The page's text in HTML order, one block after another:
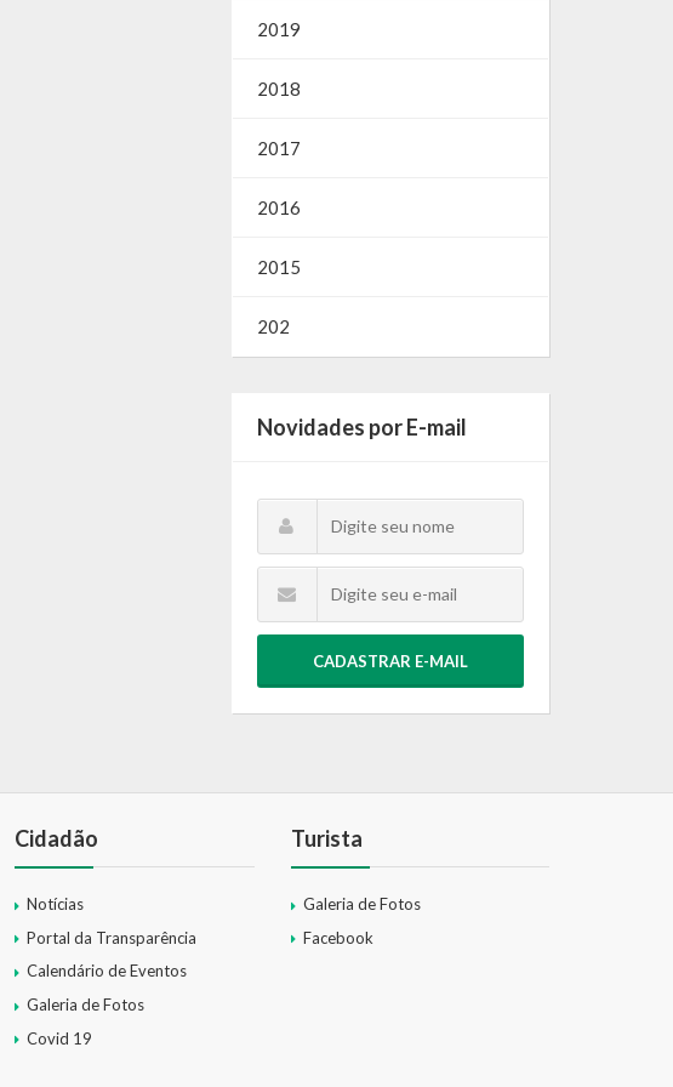
2019
2018
2017
2016
2015
202
Novidades por E-mail
CADASTRAR E-MAIL
Cidadão
Notícias
Portal da Transparência
Calendário de Eventos
Galeria de Fotos
Covid 19
Turista
Galeria de Fotos
Facebook